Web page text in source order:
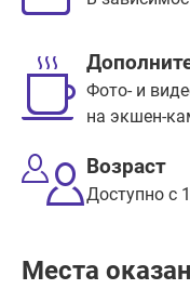
Фото- и
на экшен-
Возраст
Доступно с
Места